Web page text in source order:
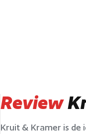
Review
Kruit & Kramer is de